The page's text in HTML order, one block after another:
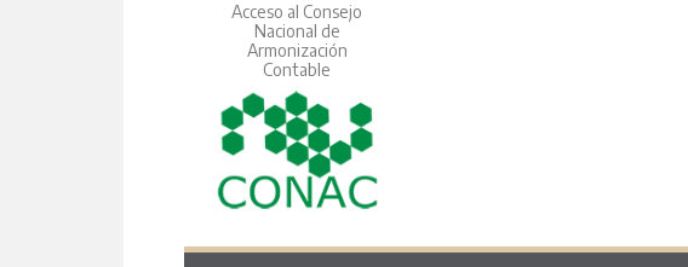
Acceso al Consejo
Nacional de
Armonización
Contable